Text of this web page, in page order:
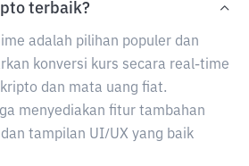
terbaik?
adalah pilihan populer dan
konversi kurs secara real-time
dan mata uang fiat.
menyediakan fitur tambahan
tampilan UI/UX yang baik